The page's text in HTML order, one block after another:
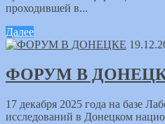
проходившей в...
Далее
ФОРУМ В
17 декабря 2025 года на базе
исследований в Донецком